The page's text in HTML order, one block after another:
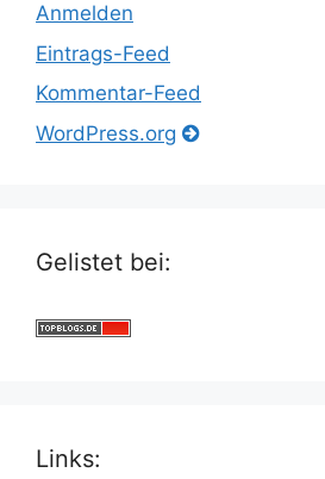
Anmelden
Eintrags-Feed
Kommentar-Feed
WordPress.org
Gelistet bei:
Links: